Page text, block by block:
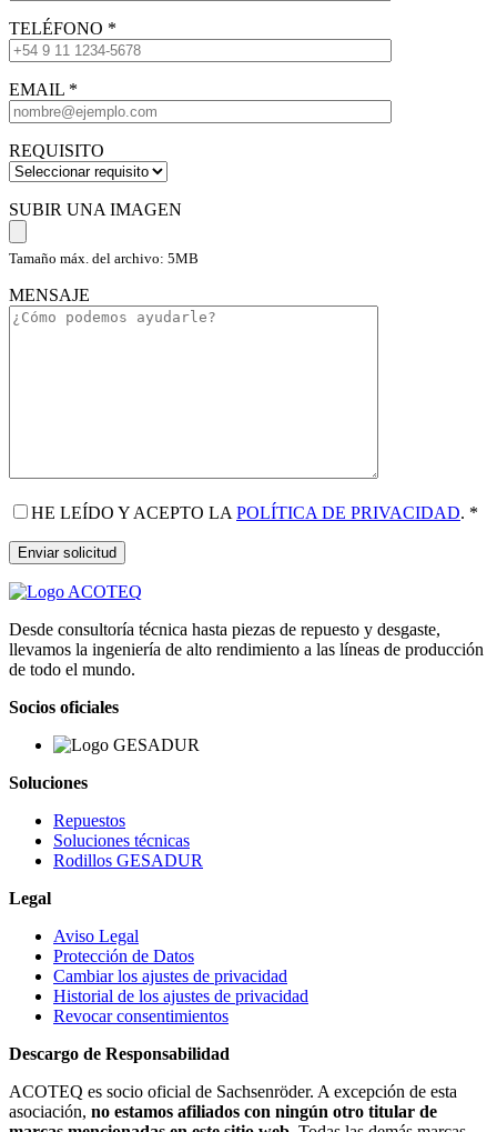
TELÉFONO *
EMAIL *
REQUISITO
SUBIR UNA IMAGEN
Tamaño máx. del archivo: 5MB
MENSAJE
HE LEÍDO Y ACEPTO LA POLÍTICA DE PRIVACIDAD. *
Desde consultoría técnica hasta piezas de repuesto y desgaste,
llevamos la ingeniería de alto rendimiento a las líneas de producción
de todo el mundo.
Socios oficiales
Soluciones
Repuestos
Soluciones técnicas
Rodillos GESADUR
Legal
Aviso Legal
Protección de Datos
Cambiar los ajustes de privacidad
Historial de los ajustes de privacidad
Revocar consentimientos
Descargo de Responsabilidad
ACOTEQ es socio oficial de Sachsenröder. A excepción de esta
asociación, no estamos afiliados con ningún otro titular de